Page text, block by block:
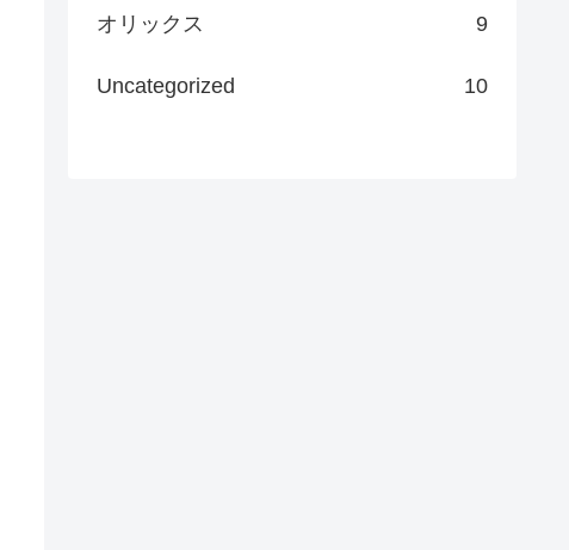
オリックス 9
Uncategorized 10